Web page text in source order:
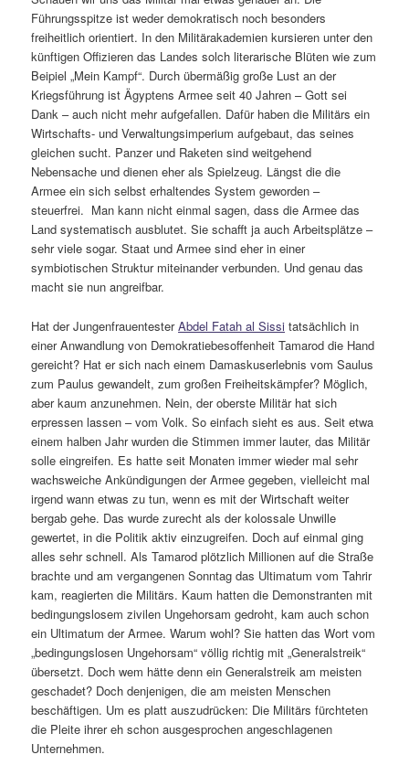
Führungsspitze ist weder demokratisch noch besonders
freiheitlich orientiert. In den Militärakademien kursieren unter den
künftigen Offizieren das Landes solch literarische Blüten wie zum
Beipiel „Mein Kampf“. Durch übermäßig große Lust an der
Kriegsführung ist Ägyptens Armee seit 40 Jahren – Gott sei
Dank – auch nicht mehr aufgefallen. Dafür haben die Militärs ein
Wirtschafts- und Verwaltungsimperium aufgebaut, das seines
gleichen sucht. Panzer und Raketen sind weitgehend
Nebensache und dienen eher als Spielzeug. Längst die die
Armee ein sich selbst erhaltendes System geworden –
steuerfrei. Man kann nicht einmal sagen, dass die Armee das
Land systematisch ausblutet. Sie schafft ja auch Arbeitsplätze –
sehr viele sogar. Staat und Armee sind eher in einer
symbiotischen Struktur miteinander verbunden. Und genau das
macht sie nun angreifbar.
Hat der JungenfrauentesterAbdel Fatah al Sissi tatsächlich in
einer Anwandlung von Demokratiebesoffenheit Tamarod die Hand
gereicht? Hat er sich nach einem Damaskuserlebnis vom Saulus
zum Paulus gewandelt, zum großen Freiheitskämpfer? Möglich,
aber kaum anzunehmen. Nein, der oberste Militär hat sich
erpressen lassen – vom Volk. So einfach sieht es aus. Seit etwa
einem halben Jahr wurden die Stimmen immer lauter, das Militär
solle eingreifen. Es hatte seit Monaten immer wieder mal sehr
wachsweiche Ankündigungen der Armee gegeben, vielleicht mal
irgend wann etwas zu tun, wenn es mit der Wirtschaft weiter
bergab gehe. Das wurde zurecht als der kolossale Unwille
gewertet, in die Politik aktiv einzugreifen. Doch auf einmal ging
alles sehr schnell. Als Tamarod plötzlich Millionen auf die Straße
brachte und am vergangenen Sonntag das Ultimatum vom Tahrir
kam, reagierten die Militärs. Kaum hatten die Demonstranten mit
bedingungslosem zivilen Ungehorsam gedroht, kam auch schon
ein Ultimatum der Armee. Warum wohl? Sie hatten das Wort vom
„bedingungslosen Ungehorsam“ völlig richtig mit „Generalstreik“
übersetzt. Doch wem hätte denn ein Generalstreik am meisten
geschadet? Doch denjenigen, die am meisten Menschen
beschäftigen. Um es platt auszudrücken: Die Militärs fürchteten
die Pleite ihrer eh schon ausgesprochen angeschlagenen
Unternehmen.